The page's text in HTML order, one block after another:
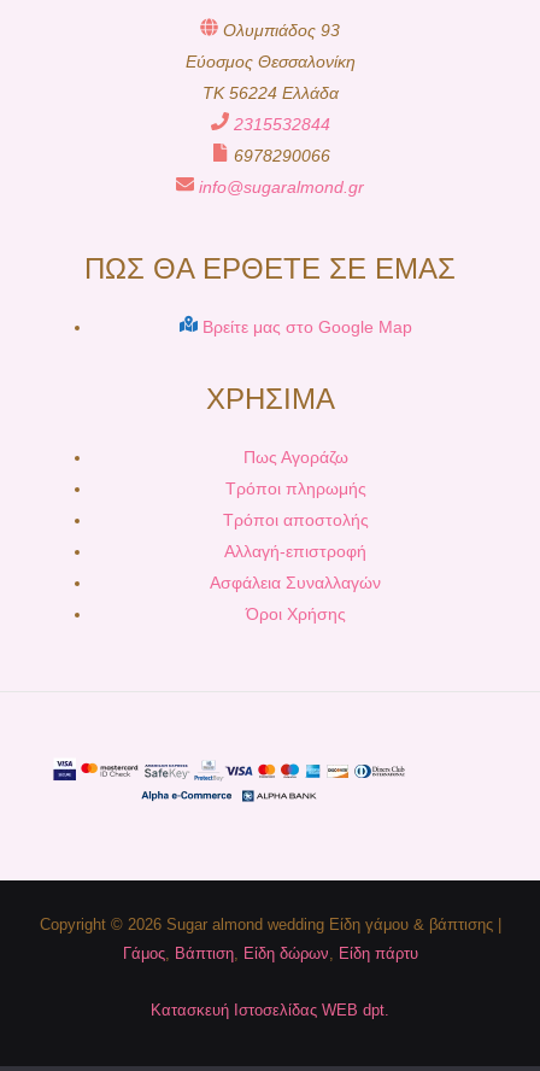
Ολυμπιάδος 93
Εύοσμος Θεσσαλονίκη
TK 56224 Ελλάδα
2315532844
6978290066
info@sugaralmond.gr
ΠΩΣ ΘΑ ΕΡΘΕΤΕ ΣΕ ΕΜΑΣ
Βρείτε μας στο Google Map
ΧΡΗΣΙΜΑ
Πως Αγοράζω
Τρόποι πληρωμής
Τρόποι αποστολής
Αλλαγή-επιστροφή
Ασφάλεια Συναλλαγών
Όροι Χρήσης
Copyright © 2026 Sugar almond wedding Είδη γάμου & βάπτισης |
Γάμος, Βάπτιση, Είδη δώρων, Είδη πάρτυ
Κατασκευή Ιστοσελίδας WEB dpt.